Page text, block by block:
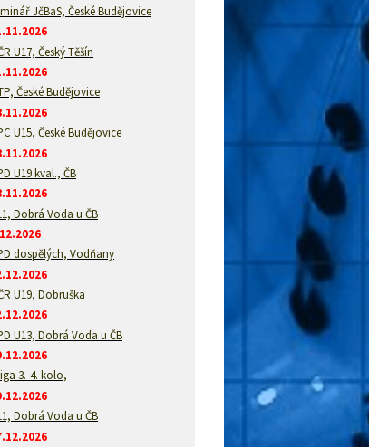
JčBaS, České Budějovice
U17, Český Těšín
České Budějovice
U15, České Budějovice
U19 kval., ČB
Dobrá Voda u ČB
dospělých, Vodňany
U19, Dobruška
U13, Dobrá Voda u ČB
3.-4. kolo,
Dobrá Voda u ČB